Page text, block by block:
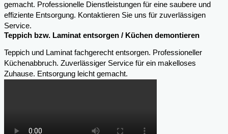
gemacht. Professionelle Dienstleistungen für eine saubere und
effiziente Entsorgung. Kontaktieren Sie uns für zuverlässigen
Service.
Teppich bzw. Laminat entsorgen / Küchen demontieren
Teppich und Laminat fachgerecht entsorgen. Professioneller
Küchenabbruch. Zuverlässiger Service für ein makelloses
Zuhause. Entsorgung leicht gemacht.